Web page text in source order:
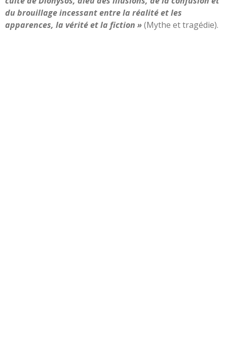
du brouillage incessant entre la réalité et les
apparences, la vérité et la fiction »(Mythe et tragédie).